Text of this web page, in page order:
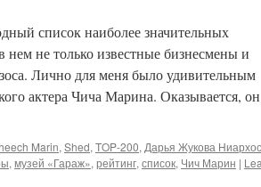
список наиболее значительных
нем не только известные бизнесмены и
Лично для меня было удивительным
актера Чича Марина. Оказывается,
Marin, Shed, TOP-200, Дарья Жукова Ниархос
, музей «Гараж», рейтинг, список, Чич Марин |